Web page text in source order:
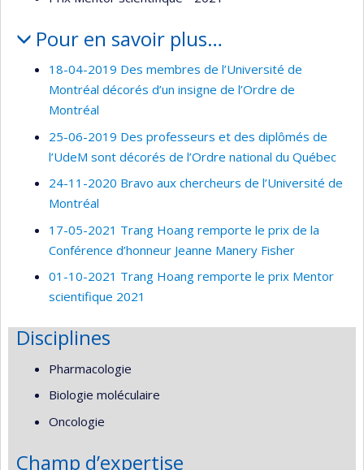
Pour en savoir plus…
18-04-2019 Des membres de l’Université de
Montréal décorés d’un insigne de l’Ordre de
Montréal
25-06-2019 Des professeurs et des diplômés de
l’UdeM sont décorés de l’Ordre national du Québec
24-11-2020 Bravo aux chercheurs de l’Université de
Montréal
17-05-2021 Trang Hoang remporte le prix de la
Conférence d’honneur Jeanne Manery Fisher
01-10-2021 Trang Hoang remporte le prix Mentor
scientifique 2021
Disciplines
Pharmacologie
Biologie moléculaire
Oncologie
Champ d’expertise